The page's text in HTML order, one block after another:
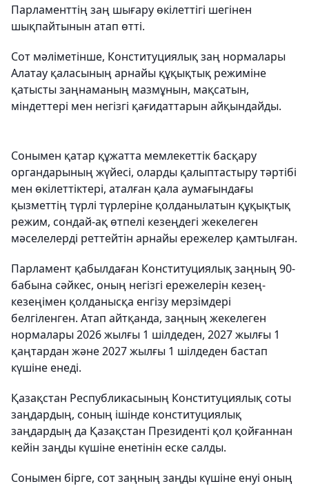
Парламенттің заң шығару өкілеттігі шегінен
шықпайтынын атап өтті.
Сот мәліметінше, Конституциялық заң нормалары
Алатау қаласының арнайы құқықтық режиміне
қатысты заңнаманың мазмұнын, мақсатын,
міндеттері мен негізгі қағидаттарын айқындайды.
Сонымен қатар құжатта мемлекеттік басқару
органдарының жүйесі, оларды қалыптастыру тәртібі
мен өкілеттіктері, аталған қала аумағындағы
қызметтің түрлі түрлеріне қолданылатын құқықтық
режим, сондай-ақ өтпелі кезеңдегі жекелеген
мәселелерді реттейтін арнайы ережелер қамтылған.
Парламент қабылдаған Конституциялық заңның 90-
бабына сәйкес, оның негізгі ережелерін кезең-
кезеңімен қолданысқа енгізу мерзімдері
белгіленген. Атап айтқанда, заңның жекелеген
нормалары 2026 жылғы 1 шілдеден, 2027 жылғы 1
қаңтардан және 2027 жылғы 1 шілдеден бастап
күшіне енеді.
Қазақстан Республикасының Конституциялық соты
заңдардың, соның ішінде конституциялық
заңдардың да Қазақстан Президенті қол қойғаннан
кейін заңды күшіне енетінін еске салды.
Сонымен бірге, сот заңның заңды күшіне енуі оның